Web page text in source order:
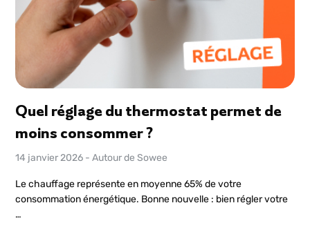
Quel réglage du thermostat permet de
moins consommer ?
14 janvier 2026 -Autour de Sowee
Le chauffage représente en moyenne 65% de votre
consommation énergétique. Bonne nouvelle : bien régler votre
…